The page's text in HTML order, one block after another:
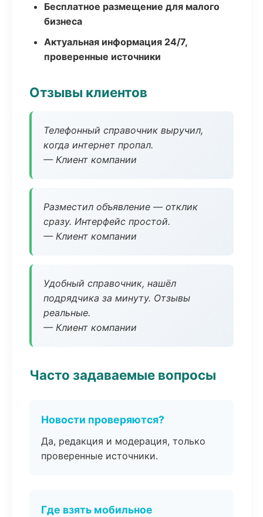
Бесплатное размещение для малого
бизнеса
Актуальная информация 24/7,
проверенные источники
Отзывы клиентов
Телефонный справочник выручил,
когда интернет пропал.
— Клиент компании
Разместил объявление — отклик
сразу. Интерфейс простой.
— Клиент компании
Удобный справочник, нашёл
подрядчика за минуту. Отзывы
реальные.
— Клиент компании
Часто задаваемые вопросы
Новости проверяются?
Да, редакция и модерация, только
проверенные источники.
Где взять мобильное